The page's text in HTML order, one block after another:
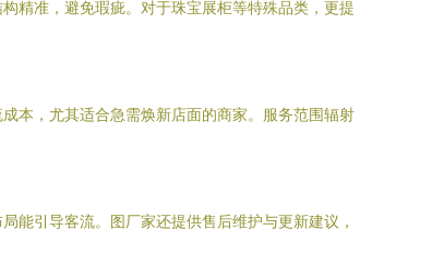
精准，避免瑕疵。对于珠宝展柜等特殊品类，更提
本，尤其适合急需焕新店面的商家。服务范围辐射
能引导客流。图厂家还提供售后维护与更新建议，